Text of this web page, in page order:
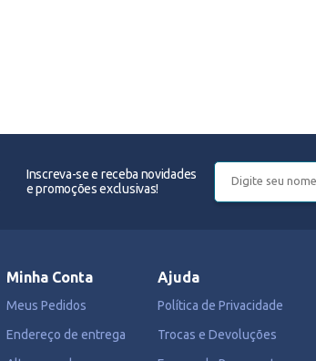
Inscreva-se e receba novidades
e promoções exclusivas!
Minha Conta
Meus Pedidos
Endereço de entrega
Ajuda
Política de Privacidade
Trocas e Devoluções